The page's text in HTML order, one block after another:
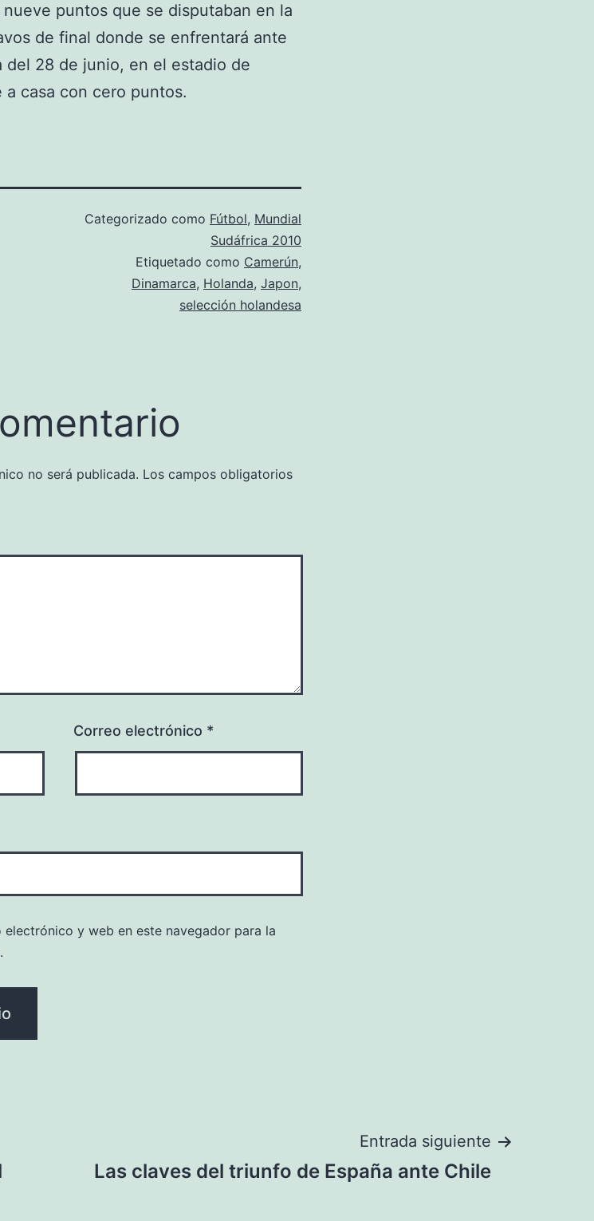
puntos que se disputaban en la
de final donde se enfrentará ante
del 28 de junio, en el estadio de
casa con cero puntos.
Categorizado como Fútbol, Mundial
Sudáfrica 2010
Etiquetado como Camerún,
Dinamarca, Holanda, Japon,
selección holandesa
no será publicada. Los campos obligatorios
Correo electrónico *
electrónico y web en este navegador para la
Entrada siguiente
Las claves del triunfo de España ante Chile